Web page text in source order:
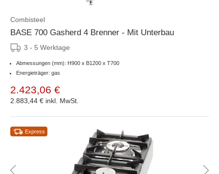
Combisteel
BASE 700 Gasherd 4 Brenner - Mit Unterbau
3 - 5 Werktage
Abmessungen (mm): H900 x B1200 x T700
Energieträger: gas
2.423,06 €
2.883,44 € inkl. MwSt.
Express